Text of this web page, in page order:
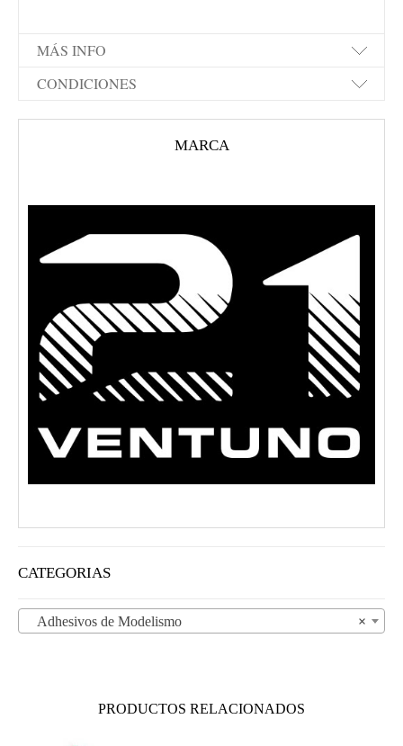
MÁS INFO
CONDICIONES
MARCA
CATEGORIAS
×
Adhesivos de Modelismo
PRODUCTOS RELACIONADOS